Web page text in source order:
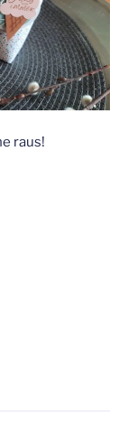
raus!